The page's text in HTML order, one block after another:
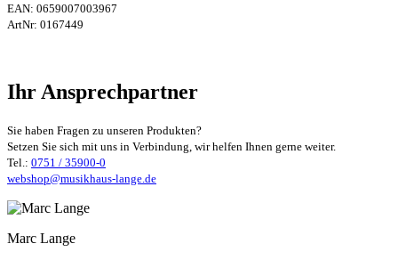
EAN: 0659007003967
ArtNr: 0167449
Ihr Ansprechpartner
Sie haben Fragen zu unseren Produkten?
Setzen Sie sich mit uns in Verbindung, wir helfen Ihnen gerne weiter.
Tel.: 0751 / 35900-0
webshop@musikhaus-lange.de
Marc Lange